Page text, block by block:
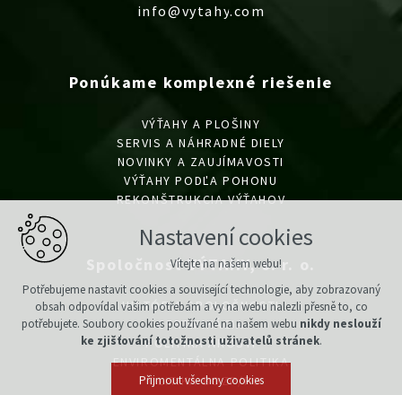
Ponúkame komplexné riešenie
VÝŤAHY A PLOŠINY
SERVIS A NÁHRADNÉ DIELY
NOVINKY A ZAUJÍMAVOSTI
VÝŤAHY PODĽA POHONU
REKONŠTRUKCIA VÝŤAHOV
Spoločnosť VÝTAHY, s. r. o.
HISTÓRIA SPOLOČNOSTI
CERTIFIKÁCIA
POLITIKA AKOSTI
ENVIROMENTÁLNA POLITIKA
POLITIKA BOZP/PO
info@vytahy.com
Nastavení cookies
Vítejte na našem webu!
Potřebujeme nastavit cookies a související technologie, aby zobrazovaný
obsah odpovídal vašim potřebám a vy na webu nalezli přesně to, co
potřebujete. Soubory cookies používané na našem webu nikdy neslouží
ke zjišťování totožnosti uživatelů stránek.
Přijmout všechny cookies